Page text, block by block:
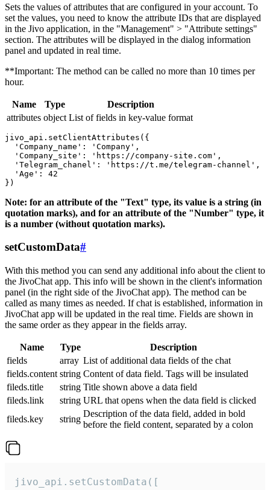
Sets the values ​​of attributes that are configured in your account. To
set the values, you need to know the attribute IDs that are displayed
in the Jivo application, in the "Management" > "Attribute settings"
section. The attributes will be displayed in the dialog information
panel and updated in real time.
**Important: The method can be called no more than 10 times per
hour.
Name Type
Description
attributes object List of fields in key-value format
jivo_api.setClientAttributes({
  'Company_name': 'Company',
  'Company_site': 'https://company-site.com',
  'Telegram_chanel': 'https://t.me/telegram-channel',
  'Age': 42
Note: for an attribute of the "Text" type, its value is a string (in
quotation marks), and for an attribute of the "Number" type, it
is a number (without quotation marks).
setCustomData#
With this method you can send any additional info about the client to
the JivoChat app. This info will be shown in the client's information
panel (in the right side of the JivoChat app). The method can be
called as many times as needed. If chat is established, information in
JivoChat app will be updated in the real time. Fields are shown in
the same order as they appear in the fields array.
Name Type
Description
fields
array List of additional data fields of the chat
fields.content string Content of data field. Tags will be insulated
fileds.title
string Title shown above a data field
fileds.link
string URL that opens when the data field is clicked
fileds.key
string
Description of the data field, added in bold
before the field content, separated by a colon
jivo_api.setCustomData([